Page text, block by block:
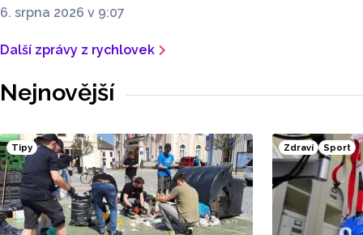
6. srpna 2026 v 9:07
Další zprávy z rychlovek
Nejnovější
Tipy Zdraví Sport